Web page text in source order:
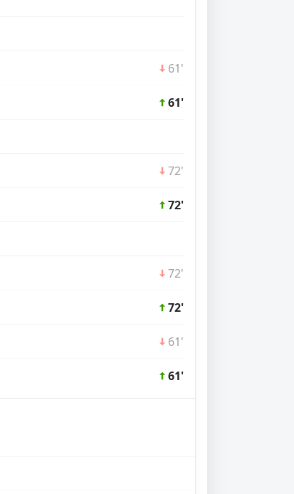
61'
61'
72'
72'
72'
72'
61'
61'